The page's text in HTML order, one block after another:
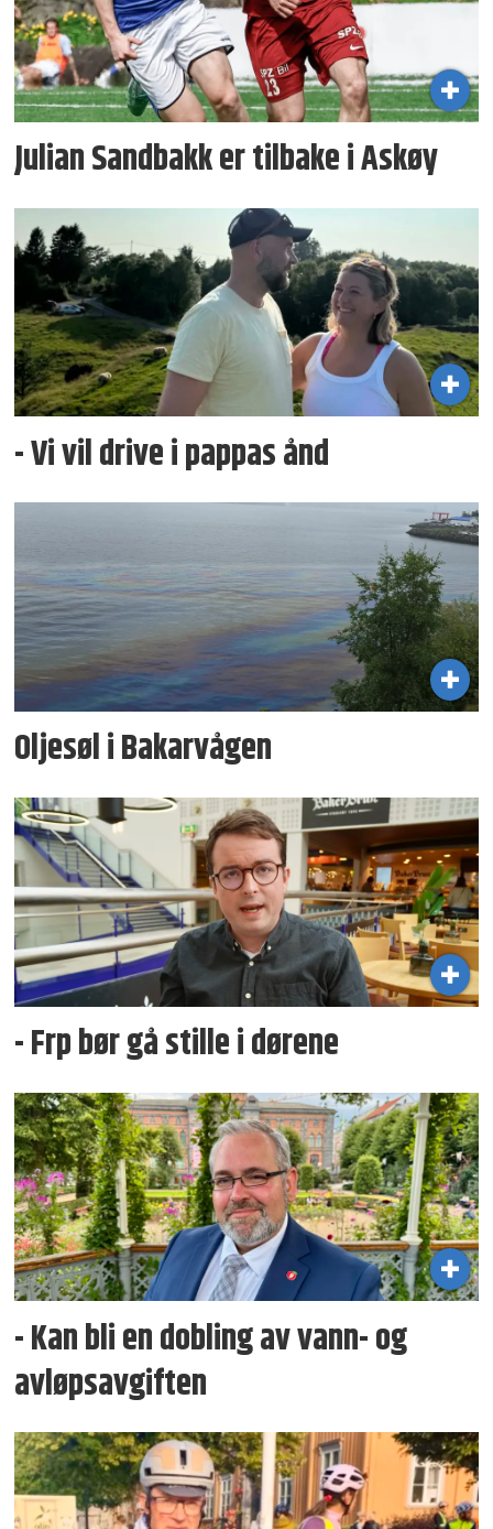
Julian Sandbakk er tilbake i Askøy
- Vi vil drive i pappas ånd
Oljesøl i Bakarvågen
- Frp bør gå stille i dørene
- Kan bli en dobling av vann- og
avløpsavgiften